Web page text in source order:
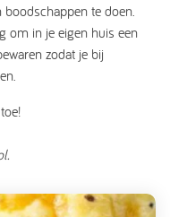
te doen.
om in je eigen huis een
zodat je bij